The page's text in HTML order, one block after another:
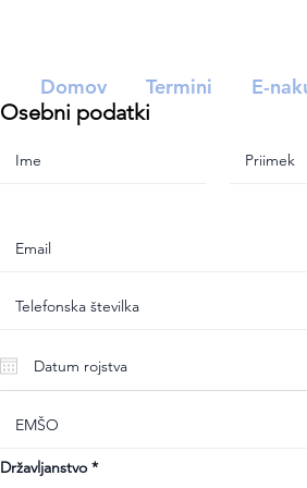
Osebni podatki
Državljanstvo
Domov Termini E-